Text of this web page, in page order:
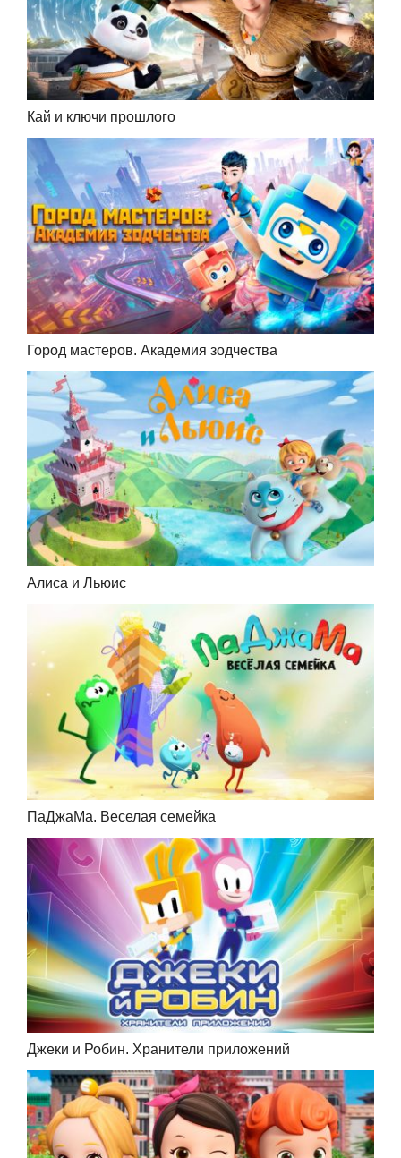
Кай и ключи прошлого
Город мастеров. Академия зодчества
Алиса и Льюис
ПаДжаМа. Веселая семейка
Джеки и Робин. Хранители приложений